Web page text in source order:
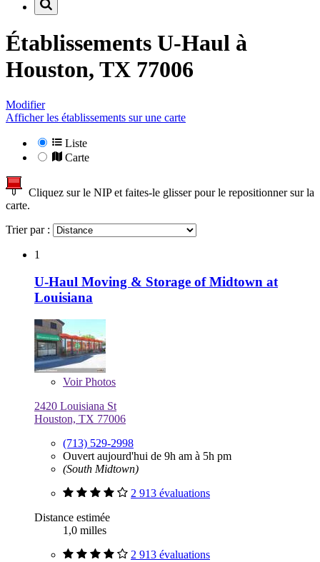
Établissements U-Haul à
Houston, TX 77006
Modifier
Afficher les établissements sur une carte
Liste
Carte
Cliquez sur le NIP et faites-le glisser pour le repositionner sur la
carte.
Trier par :
1
U-Haul Moving & Storage of Midtown at
Louisiana
VoirPhotos
2420 Louisiana St
Houston, TX 77006
(713) 529-2998
Ouvert aujourd'hui de 9h am à 5h pm
(South Midtown)
2 913 évaluations
Distance estimée
1,0 milles
2 913 évaluations